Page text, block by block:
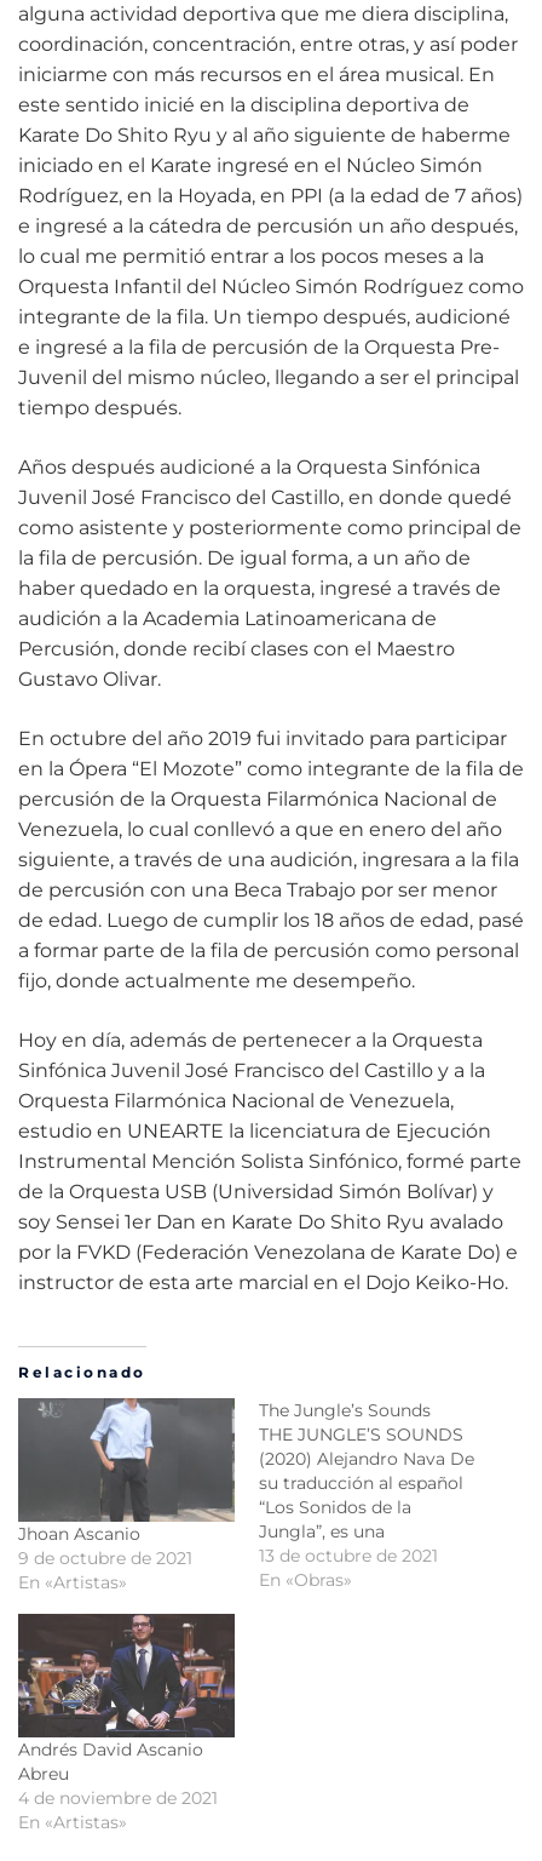
alguna actividad deportiva que me diera disciplina,
coordinación, concentración, entre otras, y así poder
iniciarme con más recursos en el área musical. En
este sentido inicié en la disciplina deportiva de
Karate Do Shito Ryu y al año siguiente de haberme
iniciado en el Karate ingresé en el Núcleo Simón
Rodríguez, en la Hoyada, en PPI (a la edad de 7 años)
e ingresé a la cátedra de percusión un año después,
lo cual me permitió entrar a los pocos meses a la
Orquesta Infantil del Núcleo Simón Rodríguez como
integrante de la fila. Un tiempo después, audicioné
e ingresé a la fila de percusión de la Orquesta Pre-
Juvenil del mismo núcleo, llegando a ser el principal
tiempo después.
Años después audicioné a la Orquesta Sinfónica
Juvenil José Francisco del Castillo, en donde quedé
como asistente y posteriormente como principal de
la fila de percusión. De igual forma, a un año de
haber quedado en la orquesta, ingresé a través de
audición a la Academia Latinoamericana de
Percusión, donde recibí clases con el Maestro
Gustavo Olivar.
En octubre del año 2019 fui invitado para participar
en la Ópera “El Mozote” como integrante de la fila de
percusión de la Orquesta Filarmónica Nacional de
Venezuela, lo cual conllevó a que en enero del año
siguiente, a través de una audición, ingresara a la fila
de percusión con una Beca Trabajo por ser menor
de edad. Luego de cumplir los 18 años de edad, pasé
a formar parte de la fila de percusión como personal
fijo, donde actualmente me desempeño.
Hoy en día, además de pertenecer a la Orquesta
Sinfónica Juvenil José Francisco del Castillo y a la
Orquesta Filarmónica Nacional de Venezuela,
estudio en UNEARTE la licenciatura de Ejecución
Instrumental Mención Solista Sinfónico, formé parte
de la Orquesta USB (Universidad Simón Bolívar) y
soy Sensei 1er Dan en Karate Do Shito Ryu avalado
por la FVKD (Federación Venezolana de Karate Do) e
instructor de esta arte marcial en el Dojo Keiko-Ho.
Relacionado
Jhoan Ascanio
9 de octubre de 2021
En «Artistas»
The Jungle’s Sounds
THE JUNGLE’S SOUNDS
(2020) Alejandro Nava De
su traducción al español
“Los Sonidos de la
Jungla”, es una
representación de la vida
en la jungla en tiempos
13 de octubre de 2021
En «Obras»
Andrés David Ascanio
Abreu
4 de noviembre de 2021
En «Artistas»